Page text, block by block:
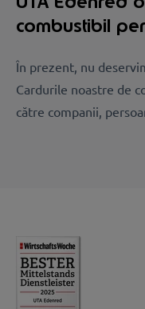
combustibil
În prezent, nu
Cardurile noastre de
către companii,